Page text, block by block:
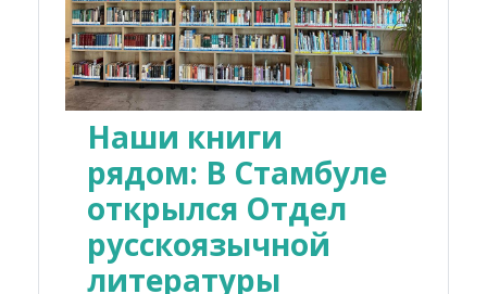
Наши книги
рядом: В Стамбуле
открылся Отдел
русскоязычной
литературы